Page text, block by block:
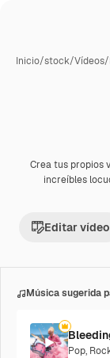
Inicio/stock/Vídeos/
Premium
Crea tus propios
increíbles
Editar vídeo
Música sugerida
Pop,